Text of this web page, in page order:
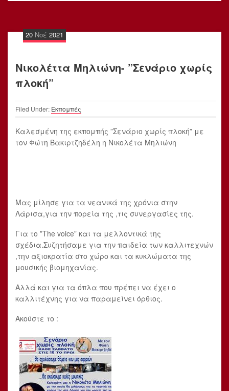
20 Νοέ 2021
Νικολέττα Μηλιώνη- ”Σενάριο χωρίς
πλοκή”
Filed Under: Εκπομπές
Καλεσμένη της εκπομπής ”Σενάριο χωρίς πλοκή” με
τον Φώτη Βακιρτζηδέλη η Νικολέτα Μηλιώνη
Μας μίλησε για τα νεανικά της χρόνια στην
Λάρισα,για την πορεία της ,τις συνεργασίες της.
Για το ”The voice” και τα μελλοντικά της
σχέδια.Συζητήσαμε για την παιδεία των καλλιτεχνών
,την αξιοκρατία στο χώρο και τα κυκλώματα της
μουσικής βιομηχανίας.
Αλλά και για τα όπλα που πρέπει να έχει ο
καλλιτέχνης για να παραμείνει όρθιος.
Ακούστε το :